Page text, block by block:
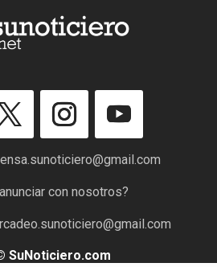
con nosotros?
SuNoticiero.com